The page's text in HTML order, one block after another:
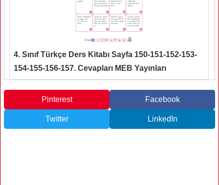
4. Sınıf Türkçe Ders Kitabı Sayfa 150-151-152-153-
154-155-156-157. Cevapları MEB Yayınları
Pinterest Facebook
Twitter LinkedIn